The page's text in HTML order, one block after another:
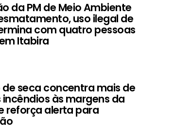
da PM de Meio Ambiente
uso ilegal de
com quatro pessoas
Itabira
seca concentra mais de
incêndios às margens da
reforça alerta para